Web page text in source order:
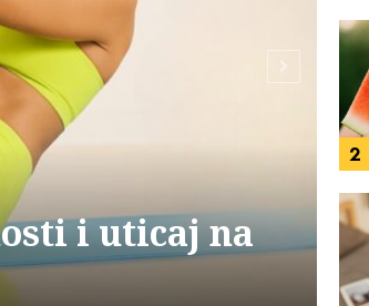
i uticaj na
2